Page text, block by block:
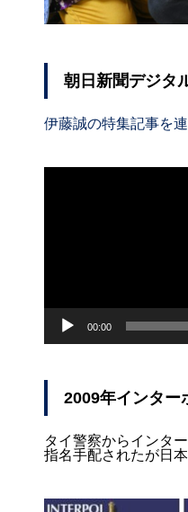
朝日新聞デジタ
伊藤誠の特集記事を
00:00
2009年インター
タイ警察からインタ
指名手配されたが日